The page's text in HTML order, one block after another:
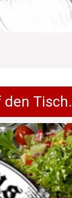
Tisch.